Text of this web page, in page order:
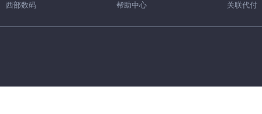
西部数码
帮助中心
关联代付